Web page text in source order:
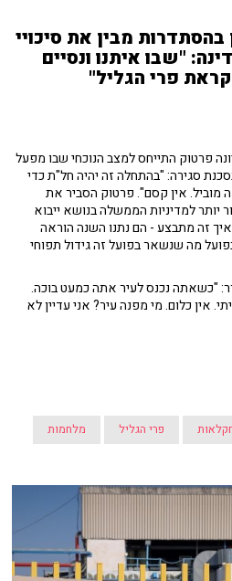
בהסתדרות מבין את סיכויי
"שבו איתנו ונסיים
פרי הגליל"
פרטוק התייחס למצב הנוכחי שבו מפעל
סגירה: "בהתחלה זה יהיה חל"ת כדי
מוביל. אין קסם". פרטוק הסביר את
יותר למדיניות הממשלה בנושא ייבוא
זה מתבצע - הם נתנו השנה הוראה
מה שנשאר בפועל זה גידול תפוחי
"כשאתה נכנס לעיר אתה כמעט בוכה.
אין כלום. מי מפנה עיר? אני עדיין לא
פרי הגליל מלחמות